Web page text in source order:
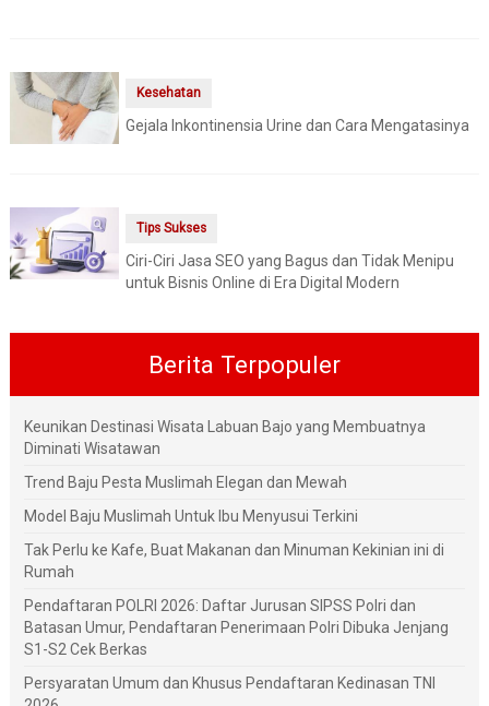
Kesehatan
Gejala Inkontinensia Urine dan Cara Mengatasinya
Tips Sukses
Ciri-Ciri Jasa SEO yang Bagus dan Tidak Menipu
untuk Bisnis Online di Era Digital Modern
Berita Terpopuler
Keunikan Destinasi Wisata Labuan Bajo yang Membuatnya
Diminati Wisatawan
Trend Baju Pesta Muslimah Elegan dan Mewah
Model Baju Muslimah Untuk Ibu Menyusui Terkini
Tak Perlu ke Kafe, Buat Makanan dan Minuman Kekinian ini di
Rumah
Pendaftaran POLRI 2026: Daftar Jurusan SIPSS Polri dan
Batasan Umur, Pendaftaran Penerimaan Polri Dibuka Jenjang
S1-S2 Cek Berkas
Persyaratan Umum dan Khusus Pendaftaran Kedinasan TNI